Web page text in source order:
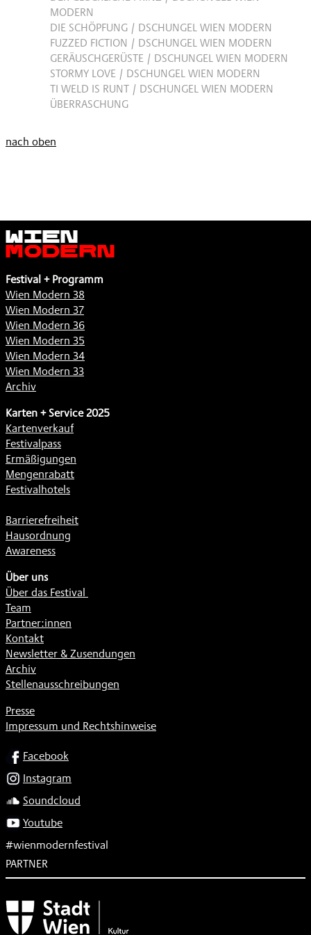
MODERN
DIE SCHÖPFUNG / DSCHUNGEL WIEN MODERN
FUZZED FICTION / DSCHUNGEL WIEN MODERN
GERÄUSCHGERÜSTE / DSCHUNGEL WIEN MODERN
STORMY LOVE / DSCHUNGEL WIEN MODERN
TI WELD IS RUNT / DSCHUNGEL WIEN MODERN
ÜBERRASCHUNG
nach oben
Wien
Modern
Festival + Programm
Wien Modern 38
Wien Modern 37
Wien Modern 36
Wien Modern 35
Wien Modern 34
Wien Modern 33
Archiv
Karten + Service 2025
Kartenverkauf
Festivalpass
Ermäßigungen
Mengenrabatt
Festivalhotels
Barrierefreiheit
Hausordnung
Awareness
Über uns
Über das Festival
Team
Partner:innen
Kontakt
Newsletter & Zusendungen
Archiv
Stellenausschreibungen
Presse
Impressum und Rechtshinweise
SOCIALFacebook
Instagram
Soundcloud
Youtube
#wienmodernfestival
PARTNER
Subventionsgeber